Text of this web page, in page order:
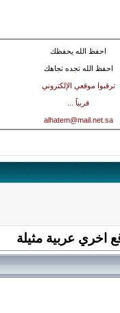
احفظ الله يحفظك
احفظ الله تجده تجاهك
ترقبوا موقعي الإلكتروني
قريباً ...
alhatem@mail.net.sa
اخري عربية مثيلة